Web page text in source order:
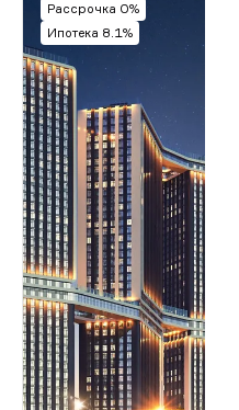
Рассрочка 0%
Ипотека 8.1%